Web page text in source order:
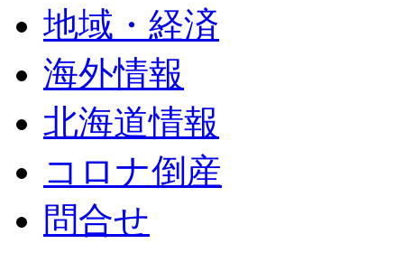
地域・経済
海外情報
北海道情報
コロナ倒産
問合せ